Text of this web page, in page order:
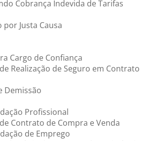
Cobrança Indevida de Tarifas
por Justa Causa
Cargo de Confiança
Realização de Seguro em Contrato
Demissão
Profissional
Contrato de Compra e Venda
de Emprego